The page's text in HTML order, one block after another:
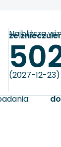
Najbliższa
ze
(2027-12-23)